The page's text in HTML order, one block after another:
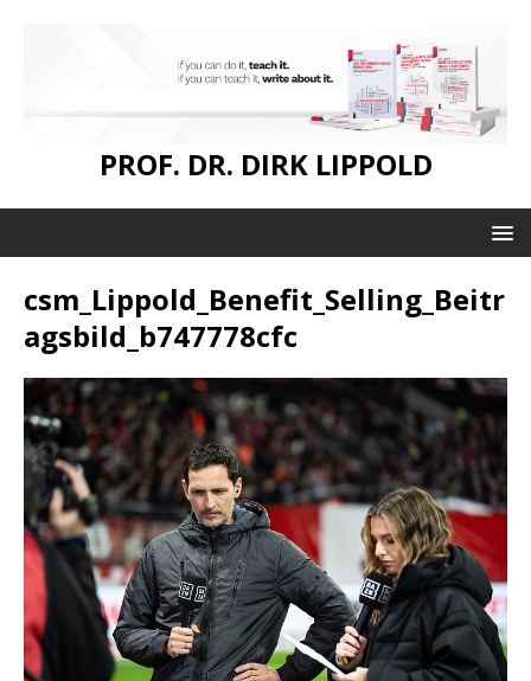
PROF. DR. DIRK LIPPOLD
csm_Lippold_Benefit_Selling_Beitr
agsbild_b747778cfc